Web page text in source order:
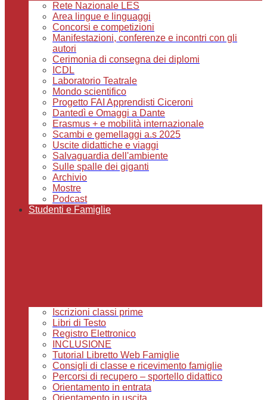
Rete Nazionale LES
Area lingue e linguaggi
Concorsi e competizioni
Manifestazioni, conferenze e incontri con gli
autori
Cerimonia di consegna dei diplomi
ICDL
Laboratorio Teatrale
Mondo scientifico
Progetto FAI Apprendisti Ciceroni
Dantedì e Omaggi a Dante
Erasmus + e mobilità internazionale
Scambi e gemellaggi a.s 2025
Uscite didattiche e viaggi
Salvaguardia dell'ambiente
Sulle spalle dei giganti
Archivio
Mostre
Podcast
Studenti e Famiglie
Iscrizioni classi prime
Libri di Testo
Registro Elettronico
INCLUSIONE
Tutorial Libretto Web Famiglie
Consigli di classe e ricevimento famiglie
Percorsi di recupero – sportello didattico
Orientamento in entrata